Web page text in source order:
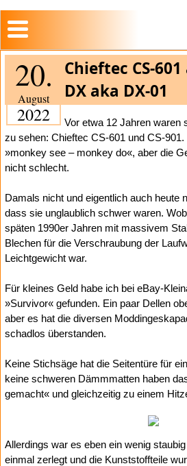
20.
August
2022
Chieftec CS-
DX aka DX-01
Vor etwa 12 Jahren waren
zu sehen: Chieftec CS-601 und CS-
»monkey see – monkey do«, aber die
nicht schlecht.
Damals nicht und eigentlich auch heute
dass sie unglaublich schwer waren.
späten 1990er Jahren mit massivem
Blechen für die Verschraubung der
Leichtgewicht war.
Für kleines Geld habe ich bei eBay-
»Survivor« gefunden. Ein paar Dellen
aber es hat die diversen
schadlos überstanden.
Keine Stichsäge hat die Seitentüre für
keine schweren Dämmmatten haben
gemacht« und gleichzeitig zu einem
Allerdings war es eben ein wenig
einmal zerlegt und die Kunststoffteile